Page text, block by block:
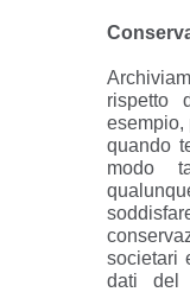
rispetto
esempio,
quando
modo
societari
dati del